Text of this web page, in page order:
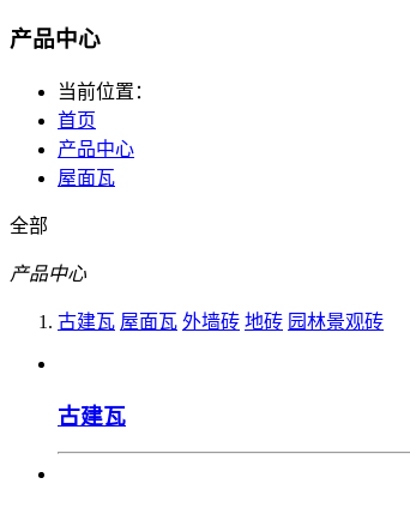
产品中心
当前位置：
首页
产品中心
屋面瓦
全部
产品中心
古建瓦 屋面瓦 外墙砖 地砖 园林景观砖
古建瓦